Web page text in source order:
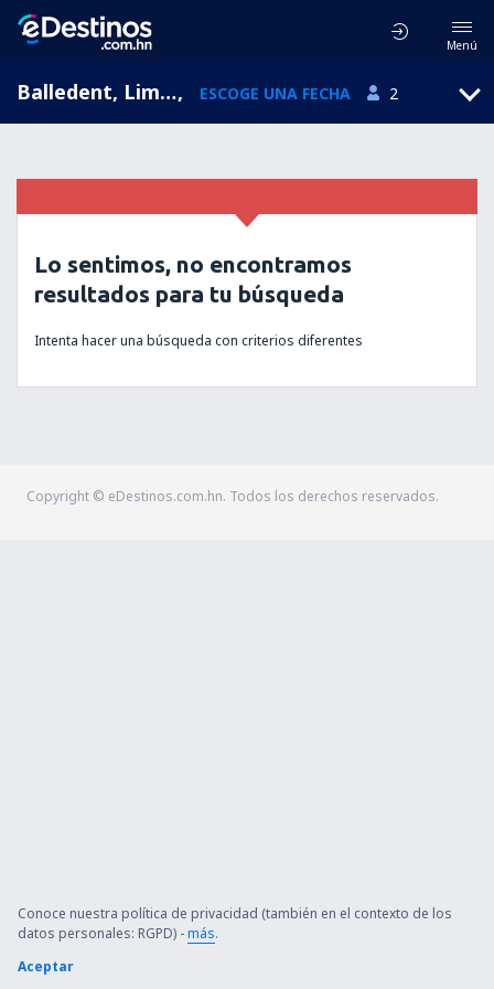
Menú
Balledent, Limousin, Francia, ESCOGE UNA FECHA 2
Lo sentimos, no encontramos
resultados para tu búsqueda
Intenta hacer una búsqueda con criterios diferentes
Copyright © eDestinos.com.hn. Todos los derechos reservados.
Conoce nuestra política de privacidad (también en el contexto de los
datos personales: RGPD) -más.
Aceptar